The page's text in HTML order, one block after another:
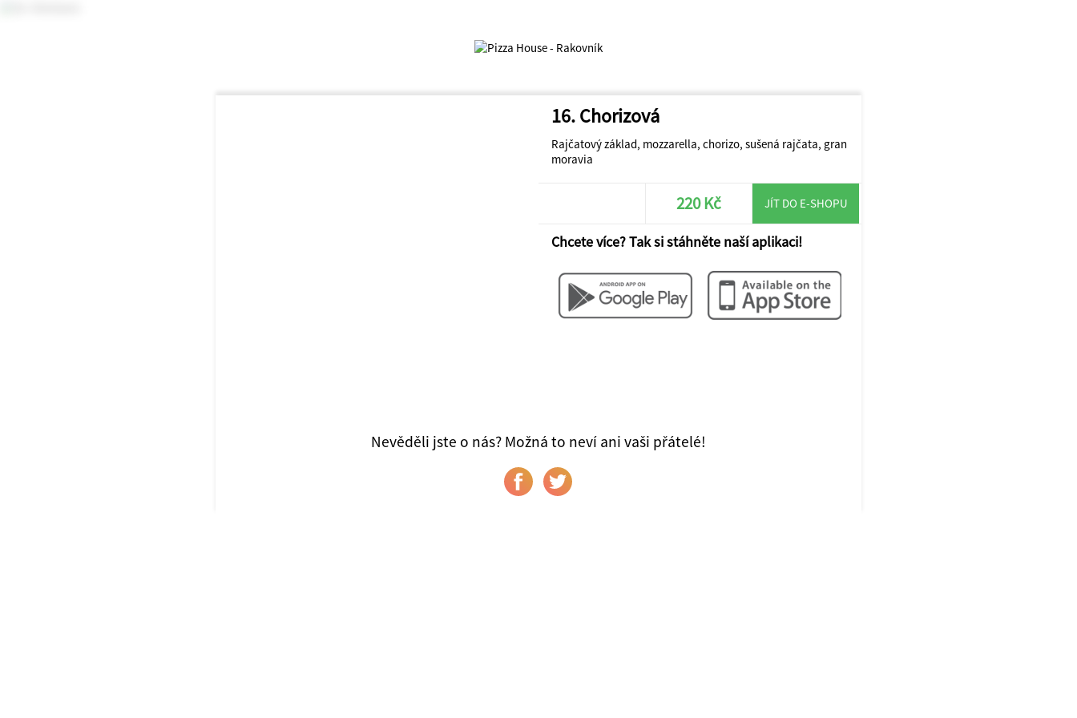
16. Chorizová
Rajčatový základ, mozzarella, chorizo, sušená rajčata, gran
moravia
220 Kč JÍT DO E-SHOPU
Chcete více? Tak si stáhněte naší aplikaci!
Nevěděli jste o nás? Možná to neví ani vaši přátelé!